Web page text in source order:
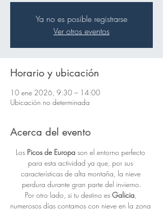
Ya no es posible registrarse
Ver otros eventos
Horario y ubicación
10 ene 2026, 9:30 – 14:00
Ubicación no determinada
Acerca del evento
Los Picos de Europa son el entorno perfecto
para esta actividad ya que, por sus
características de alta montaña, la nieve
perdura durante gran parte del invierno.
Por otro lado, si tu destino es Galicia,
numerosos días contamos con nieve en la zona